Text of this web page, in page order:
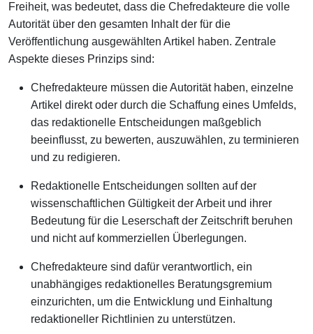
Freiheit, was bedeutet, dass die Chefredakteure die volle
Autorität über den gesamten Inhalt der für die
Veröffentlichung ausgewählten Artikel haben. Zentrale
Aspekte dieses Prinzips sind:
Chefredakteure müssen die Autorität haben, einzelne
Artikel direkt oder durch die Schaffung eines Umfelds,
das redaktionelle Entscheidungen maßgeblich
beeinflusst, zu bewerten, auszuwählen, zu terminieren
und zu redigieren.
Redaktionelle Entscheidungen sollten auf der
wissenschaftlichen Gültigkeit der Arbeit und ihrer
Bedeutung für die Leserschaft der Zeitschrift beruhen
und nicht auf kommerziellen Überlegungen.
Chefredakteure sind dafür verantwortlich, ein
unabhängiges redaktionelles Beratungsgremium
einzurichten, um die Entwicklung und Einhaltung
redaktioneller Richtlinien zu unterstützen.